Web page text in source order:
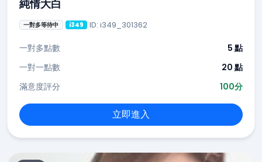
純情大白
一對多等待中 i349 ID: i349_301362
一對多點數
5 點
一對一點數
20 點
滿意度評分
100分
立即進入